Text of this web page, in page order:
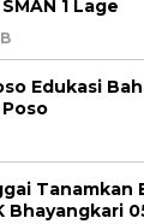
1 Lage
Edukasi
Poso
Tanamkan
Bhayangkari